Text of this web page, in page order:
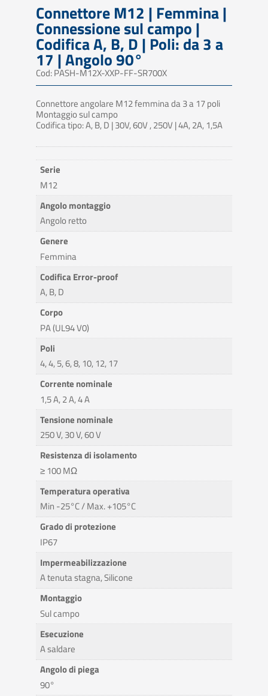
Connettore M12 | Femmina |
Connessione sul campo |
Codifica A, B, D | Poli: da 3 a
17 | Angolo 90°
Cod: PASH-M12X-XXP-FF-SR700X
Connettore angolare M12 femmina da 3 a 17 poli
Montaggio sul campo
Codifica tipo: A, B, D | 30V, 60V , 250V | 4A, 2A, 1,5A
Serie
M12
Angolo montaggio
Angolo retto
Genere
Femmina
Codifica Error-proof
A, B, D
Corpo
PA (UL94 V0)
Poli
4, 4, 5, 6, 8, 10, 12, 17
Corrente nominale
1,5 A, 2 A, 4 A
Tensione nominale
250 V, 30 V, 60 V
Resistenza di isolamento
≥ 100 MΩ
Temperatura operativa
Min -25°C / Max. +105°C
Grado di protezione
IP67
Impermeabilizzazione
A tenuta stagna, Silicone
Montaggio
Sul campo
Esecuzione
A saldare
Angolo di piega
90°